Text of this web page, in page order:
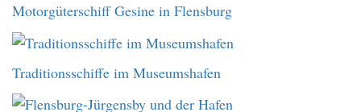
Motorgüterschiff Gesine in Flensburg
Traditionsschiffe im Museumshafen